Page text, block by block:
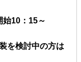
10：15～
を検討中の方は